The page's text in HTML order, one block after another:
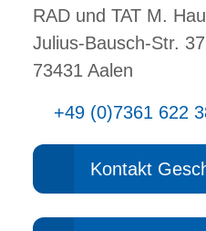
RAD und TAT M.
Julius-Bausch-Str. 37
73431 Aalen
+49 (0)7361 622
Kontakt